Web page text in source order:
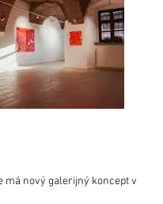
má nový galerijný koncept v